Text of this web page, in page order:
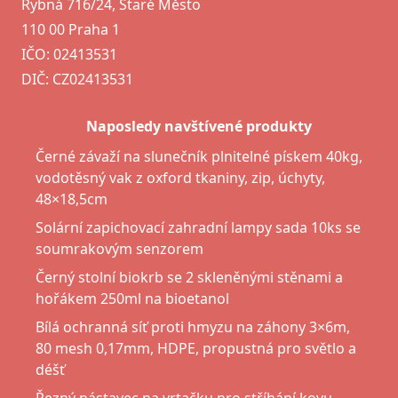
Rybná 716/24, Staré Město
110 00 Praha 1
IČO: 02413531
DIČ: CZ02413531
Naposledy navštívené produkty
Černé závaží na slunečník plnitelné pískem 40kg,
vodotěsný vak z oxford tkaniny, zip, úchyty,
48×18,5cm
Solární zapichovací zahradní lampy sada 10ks se
soumrakovým senzorem
Černý stolní biokrb se 2 skleněnými stěnami a
hořákem 250ml na bioetanol
Bílá ochranná síť proti hmyzu na záhony 3×6m,
80 mesh 0,17mm, HDPE, propustná pro světlo a
déšť